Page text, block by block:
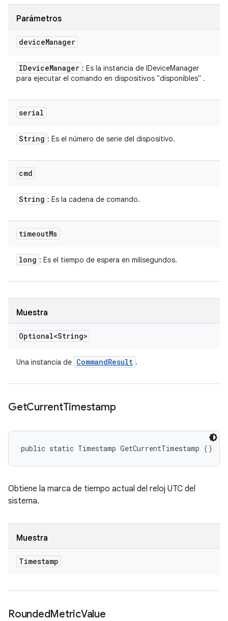
Parámetros
deviceManager
IDeviceManager : Es la instancia de IDeviceManager
para ejecutar el comando en dispositivos "disponibles" .
serial
String : Es el número de serie del dispositivo.
cmd
String : Es la cadena de comando.
timeoutMs
long : Es el tiempo de espera en milisegundos.
Muestra
Optional<String>
Una instancia de CommandResult .
GetCurrentTimestamp
public static Timestamp GetCurrentTimestamp ()
Obtiene la marca de tiempo actual del reloj UTC del
sistema.
Muestra
Timestamp
RoundedMetricValue